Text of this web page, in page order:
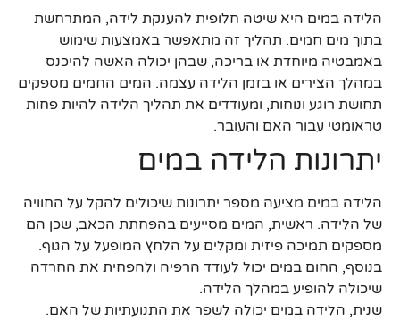
הלידה במים היא שיטה חלופית להענקת לידה, המתרחשת
בתוך מים חמים. תהליך זה מתאפשר באמצעות שימוש
באמבטיה מיוחדת או בריכה, שבהן יכולה האשה להיכנס
במהלך הצירים או בזמן הלידה עצמה. המים החמים מספקים
תחושת רוגע ונוחות, ומעודדים את תהליך הלידה להיות פחות
טראומטי עבור האם והעובר.
יתרונות הלידה במים
הלידה במים מציעה מספר יתרונות שיכולים להקל על החוויה
של הלידה. ראשית, המים מסייעים בהפחתת הכאב, שכן הם
מספקים תמיכה פיזית ומקלים על הלחץ המופעל על הגוף.
בנוסף, החום במים יכול לעודד הרפיה ולהפחית את החרדה
שיכולה להופיע במהלך הלידה.
שנית, הלידה במים יכולה לשפר את התנועתיות של האם.